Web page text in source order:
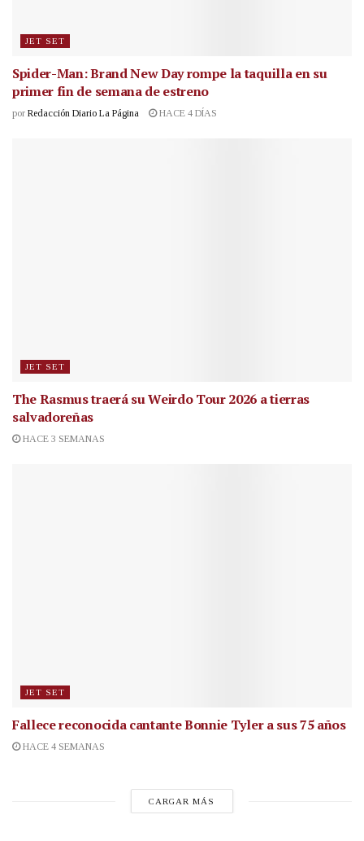
JET SET
Spider-Man: Brand New Day rompe la taquilla en su
primer fin de semana de estreno
por Redacción Diario La Página HACE 4 DÍAS
JET SET
The Rasmus traerá su Weirdo Tour 2026 a tierras
salvadoreñas
HACE 3 SEMANAS
JET SET
Fallece reconocida cantanteBonnie Tyler a sus 75 años
HACE 4 SEMANAS
CARGAR MÁS